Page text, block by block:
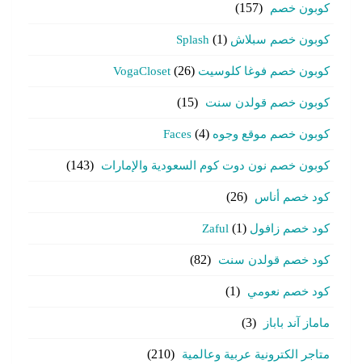
كوبون خصم (157)
كوبون خصم سبلاش Splash (1)
كوبون خصم فوغا كلوسيت VogaCloset (26)
كوبون خصم قولدن سنت (15)
كوبون خصم موقع وجوه Faces (4)
كوبون خصم نون دوت كوم السعودية والإمارات (143)
كود خصم أناس (26)
كود خصم زافول Zaful (1)
كود خصم قولدن سنت (82)
كود خصم نعومي (1)
ماماز آند باباز (3)
متاجر الكترونية عربية وعالمية (210)